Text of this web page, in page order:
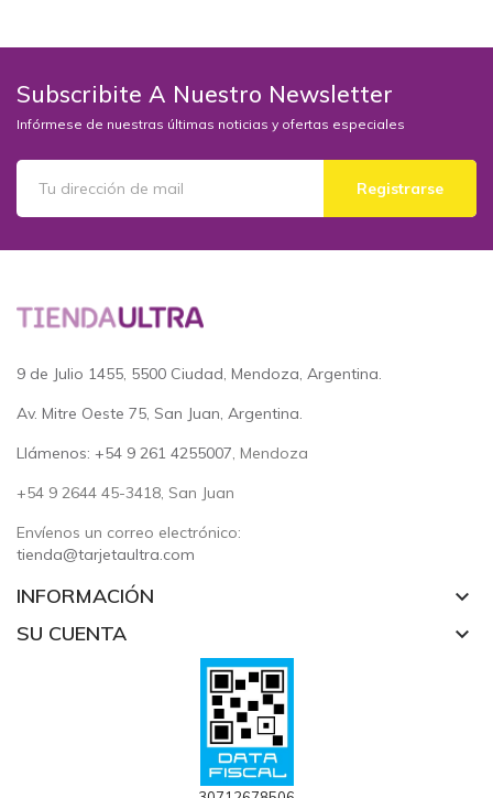
Subscribite A Nuestro Newsletter
Infórmese de nuestras últimas noticias y ofertas especiales
Registrarse
9 de Julio 1455, 5500 Ciudad, Mendoza, Argentina.
Av. Mitre Oeste 75, San Juan, Argentina.
Llámenos: +54 9 261 4255007, Mendoza
+54 9 2644 45-3418, San Juan
Envíenos un correo electrónico:
tienda@tarjetaultra.com
INFORMACIÓN keyboard_arrow_down
SU CUENTA keyboard_arrow_down